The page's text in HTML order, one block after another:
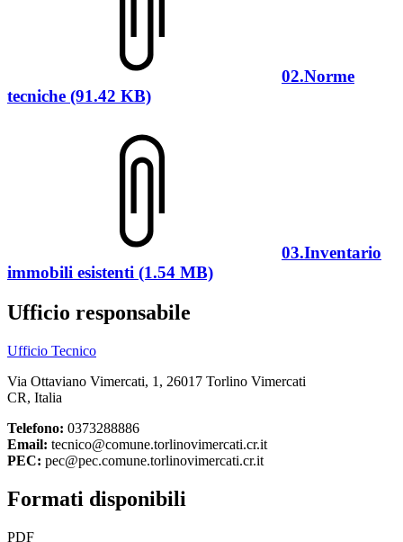
02.Norme
tecniche (91.42 KB)
03.Inventario
immobili esistenti (1.54 MB)
Ufficio responsabile
Ufficio Tecnico
Via Ottaviano Vimercati, 1, 26017 Torlino Vimercati
CR, Italia
Telefono: 0373288886
Email: tecnico@comune.torlinovimercati.cr.it
PEC: pec@pec.comune.torlinovimercati.cr.it
Formati disponibili
PDF